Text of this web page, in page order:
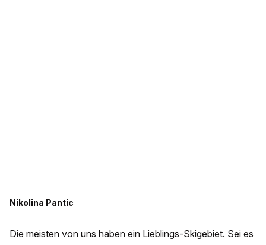
Nikolina Pantic
Die meisten von uns haben ein Lieblings-Skigebiet. Sei es